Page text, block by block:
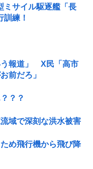
ミサイル駆逐艦「長
練！
う報道」 X民「高市
前だろ」
？？
域で深刻な洪水被害
め飛行機から飛び降